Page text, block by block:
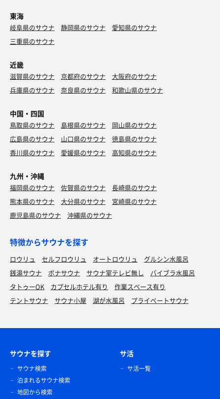
東海
岐阜県のサウナ 静岡県のサウナ
愛知県のサウナ
三重県のサウナ
近畿
滋賀県のサウナ 京都府のサウナ
大阪府のサウナ
兵庫県のサウナ
奈良県のサウナ 和歌山県のサウナ
中国・四国
鳥取県のサウナ 島根県のサウナ
岡山県のサウナ
広島県のサウナ
山口県のサウナ
徳島県のサウナ
香川県のサウナ
愛媛県のサウナ 高知県のサウナ
九州・沖縄
福岡県のサウナ 佐賀県のサウナ
長崎県のサウナ
熊本県のサウナ
大分県のサウナ
宮崎県のサウナ
鹿児島県のサウナ
沖縄県のサウナ
特徴からサウナを探す
ロウリュ セルフロウリュ オートロウリュ
グルシン水風呂
銭湯サウナ
ボナサウナ サウナ室テレビ無し
バイブラ水風呂
タトゥーOK
カプセルホテル有り
作業スペース有り
テントサウナ
サウナ小屋 湖が水風呂 プライベートサウナ
サウナを探す
サウナ検索
泊まれるサウナ検索
地図から検索
サ活
サ活一覧